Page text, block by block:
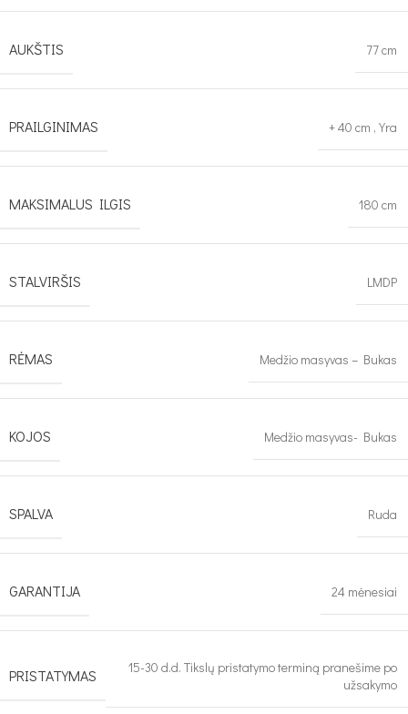
AUKŠTIS 77 cm
PRAILGINIMAS + 40 cm , Yra
MAKSIMALUS ILGIS 180 cm
STALVIRŠIS LMDP
RĖMAS Medžio masyvas – Bukas
KOJOS Medžio masyvas- Bukas
SPALVA Ruda
GARANTIJA 24 mėnesiai
PRISTATYMAS
15-30 d.d. Tikslų pristatymo terminą pranešime po
užsakymo